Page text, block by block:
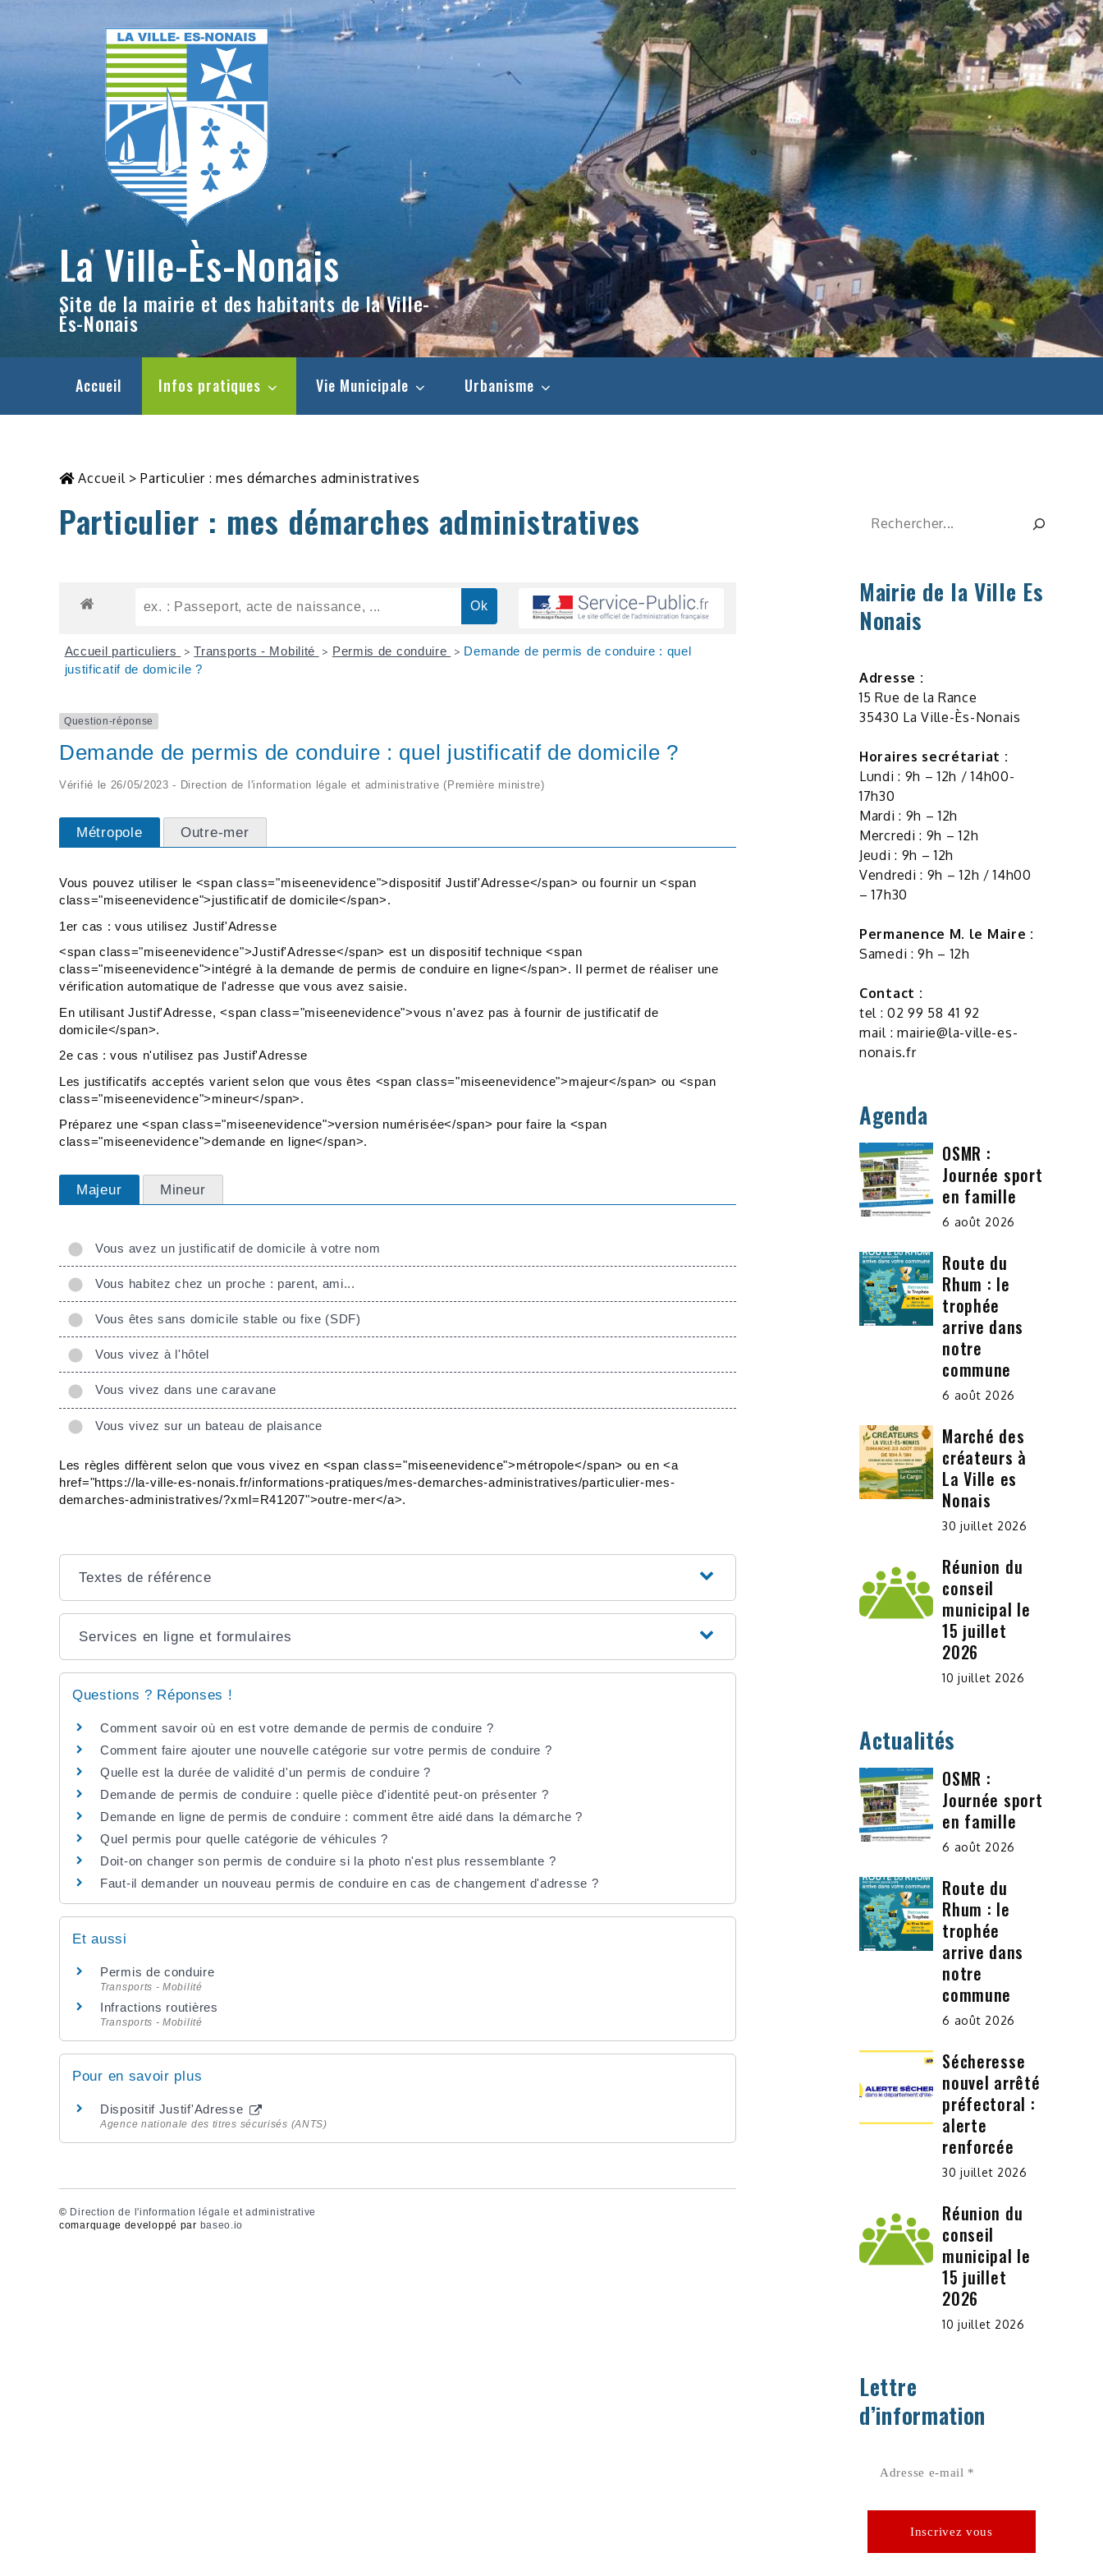
La Ville-Ès-Nonais
Site de la mairie et des habitants de la Ville-
Ès-Nonais
Accueil Infos pratiques Vie Municipale Urbanisme
Accueil >Particulier : mes démarches administratives
Particulier : mes démarches administratives
Accueil particuliers > Transports - Mobilité > Permis de conduire > Demande de permis de conduire : quel
justificatif de domicile ?
Question-réponse
Demande de permis de conduire : quel justificatif de domicile ?
Vérifié le 26/05/2023 - Direction de l'information légale et administrative (Première ministre)
Métropole Outre-mer
Vous pouvez utiliser le <span class="miseenevidence">dispositif Justif'Adresse</span> ou fournir un <span
class="miseenevidence">justificatif de domicile</span>.
1er cas : vous utilisez Justif'Adresse
<span class="miseenevidence">Justif'Adresse</span> est un dispositif technique <span
class="miseenevidence">intégré à la demande de permis de conduire en ligne</span>. Il permet de réaliser une
vérification automatique de l'adresse que vous avez saisie.
En utilisant Justif'Adresse, <span class="miseenevidence">vous n'avez pas à fournir de justificatif de
domicile</span>.
2e cas : vous n'utilisez pas Justif'Adresse
Les justificatifs acceptés varient selon que vous êtes <span class="miseenevidence">majeur</span> ou <span
class="miseenevidence">mineur</span>.
Préparez une <span class="miseenevidence">version numérisée</span> pour faire la <span
class="miseenevidence">demande en ligne</span>.
Majeur Mineur
Vous avez un justificatif de domicile à votre nom
Vous habitez chez un proche : parent, ami...
Vous êtes sans domicile stable ou fixe (SDF)
Vous vivez à l'hôtel
Vous vivez dans une caravane
Vous vivez sur un bateau de plaisance
Les règles diffèrent selon que vous vivez en <span class="miseenevidence">métropole</span> ou en <a
href="https://la-ville-es-nonais.fr/informations-pratiques/mes-demarches-administratives/particulier-mes-
demarches-administratives/?xml=R41207">outre-mer</a>.
Textes de référence
Services en ligne et formulaires
Questions ? Réponses !
Comment savoir où en est votre demande de permis de conduire ?
Comment faire ajouter une nouvelle catégorie sur votre permis de conduire ?
Quelle est la durée de validité d'un permis de conduire ?
Demande de permis de conduire : quelle pièce d'identité peut-on présenter ?
Demande en ligne de permis de conduire : comment être aidé dans la démarche ?
Quel permis pour quelle catégorie de véhicules ?
Doit-on changer son permis de conduire si la photo n'est plus ressemblante ?
Faut-il demander un nouveau permis de conduire en cas de changement d'adresse ?
Et aussi
Permis de conduire
Transports - Mobilité
Infractions routières
Transports - Mobilité
Pour en savoir plus
Dispositif Justif'Adresse
Agence nationale des titres sécurisés (ANTS)
© Direction de l'information légale et administrative
comarquage developpé par baseo.io
Rechercher
Mairie de la Ville Es
Nonais
Adresse :
15 Rue de la Rance
35430 La Ville-Ès-Nonais
Horaires secrétariat :
Lundi : 9h – 12h / 14h00-
17h30
Mardi : 9h – 12h
Mercredi : 9h – 12h
Jeudi : 9h – 12h
Vendredi : 9h – 12h / 14h00
– 17h30
Permanence M. le Maire :
Samedi : 9h – 12h
Contact :
tel : 02 99 58 41 92
mail : mairie@la-ville-es-
nonais.fr
Agenda
OSMR :
Journée sport
en famille
6 août 2026
Route du
Rhum : le
trophée
arrive dans
notre
commune
6 août 2026
Marché des
créateurs à
La Ville es
Nonais
30 juillet 2026
Réunion du
conseil
municipal le
15 juillet
2026
10 juillet 2026
Actualités
OSMR :
Journée sport
en famille
6 août 2026
Route du
Rhum : le
trophée
arrive dans
notre
commune
6 août 2026
Sécheresse
nouvel arrêté
préfectoral :
alerte
renforcée
30 juillet 2026
Réunion du
conseil
municipal le
15 juillet
2026
10 juillet 2026
Lettre
d’information